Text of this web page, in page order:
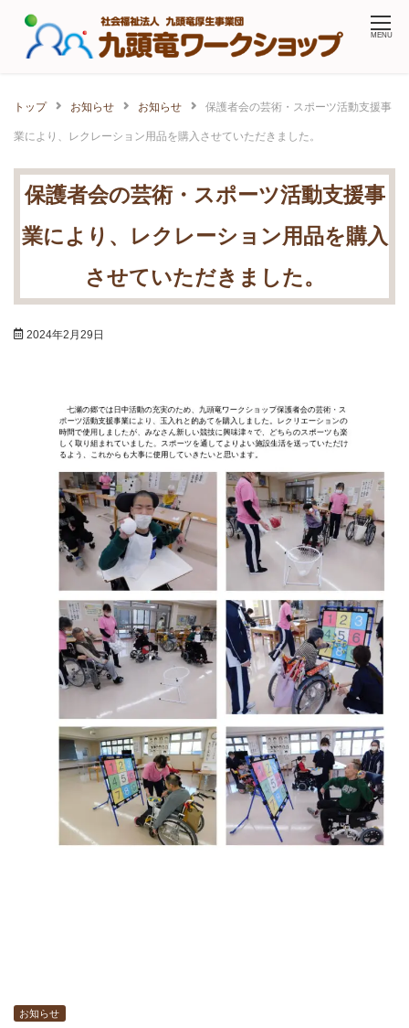
Skip
MENU
トップ お知らせ お知らせ 保護者会の芸術・スポーツ活動支援事
業により、レクレーション用品を購入させていただきました。
保護者会の芸術・スポーツ活動支援事
業により、レクレーション用品を購入
させていただきました。
2024年2月29日
お知らせ
記